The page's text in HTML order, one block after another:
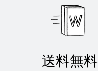
送料無料